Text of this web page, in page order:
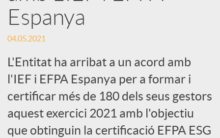
S
o
c
i
Espanya
04.05.2021
L'Entitat ha arribat a un acord amb
l'IEF i EFPA Espanya per a formar i
certificar més de 180 dels seus gestors
aquest exercici 2021 amb l'objectiu
que obtinguin la certificació EFPA ESG